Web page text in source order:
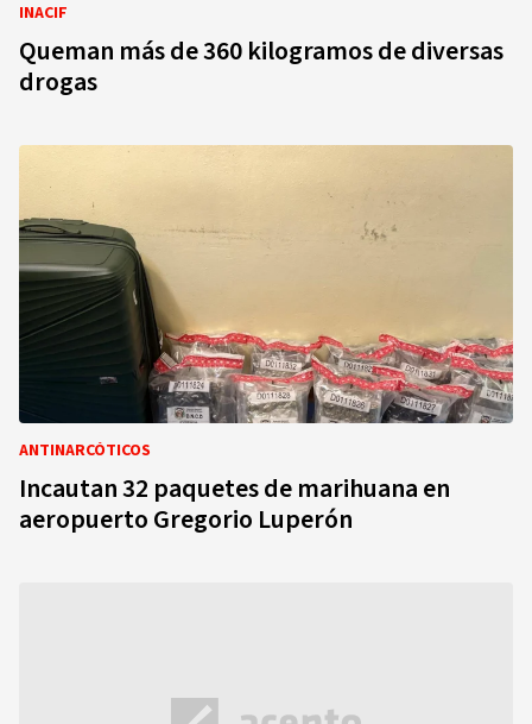
INACIF
Queman más de 360 kilogramos de diversas
drogas
ANTINARCÓTICOS
Incautan 32 paquetes de marihuana en
aeropuerto Gregorio Luperón